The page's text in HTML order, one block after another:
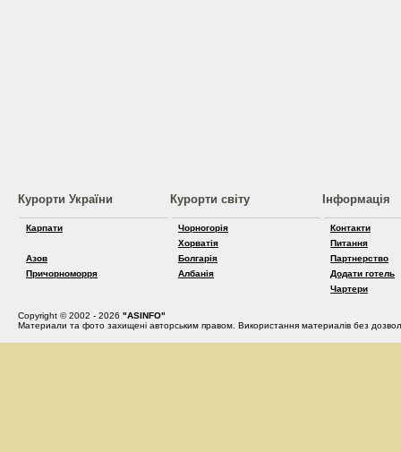
Курорти України
Карпати
Азов
Причорноморря
Курорти світу
Чорногорія
Хорватія
Болгарія
Албанія
Інформація
Контакти
Питання
Партнерство
Додати готель
Чартери
Copyright © 2002 - 2026 "ASINFO"
Материали та фото захищені авторським правом. Використання материалів без